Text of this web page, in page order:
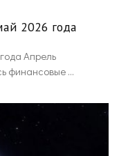
2026 года
Апрель
финансовые ...